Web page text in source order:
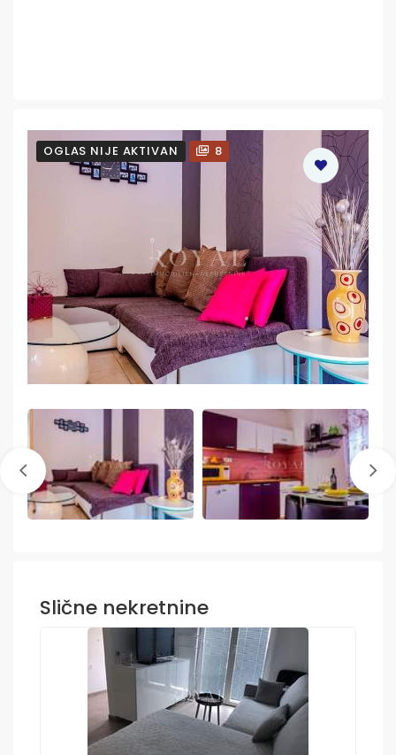
OGLAS NIJE AKTIVAN 8
Slične nekretnine